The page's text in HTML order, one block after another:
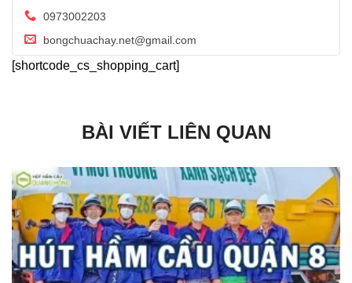
0973002203
bongchuachay.net@gmail.com
[shortcode_cs_shopping_cart]
BÀI VIẾT LIÊN QUAN